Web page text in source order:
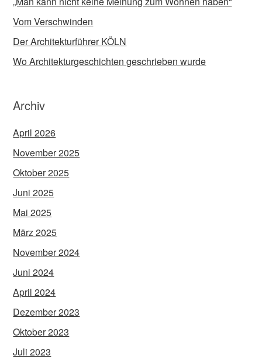
Vom Verschwinden
Der Architekturführer KÖLN
Wo Architekturgeschichten geschrieben wurde
Archiv
April 2026
November 2025
Oktober 2025
Juni 2025
Mai 2025
März 2025
November 2024
Juni 2024
April 2024
Dezember 2023
Oktober 2023
Juli 2023